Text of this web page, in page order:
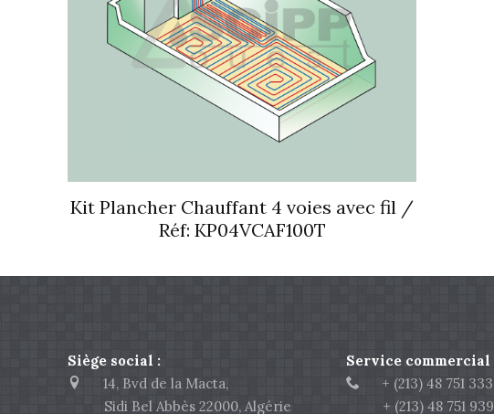
Kit Plancher Chauffant 4 voies avec fil /
Réf: KP04VCAF100T
Siège social :
14, Bvd de la Macta,
Sidi Bel Abbès 22000, Algérie
Service commercial
+ (213) 48 751 333
+ (213) 48 751 939